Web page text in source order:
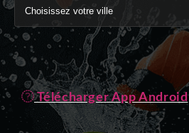
Télécharger App Android